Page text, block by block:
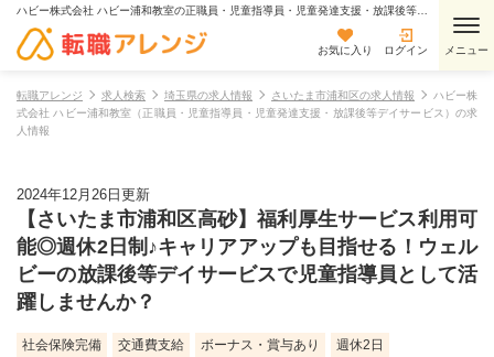
お気に入り ログイン
転職アレンジ 求人検索 埼玉県の求人情報 さいたま市浦和区の求人情報
ハビー株
式会社 ハビー浦和教室（正職員・児童指導員・児童発達支援・放課後等デイサービス）の求
人情報
2024年12月26日更新
【さいたま市浦和区高砂】福利厚生サービス利用可
能◎週休2日制♪キャリアアップも目指せる！ウェル
ビーの放課後等デイサービスで児童指導員として活
躍しませんか？
社会保険完備 交通費支給 ボーナス・賞与あり
週休2日